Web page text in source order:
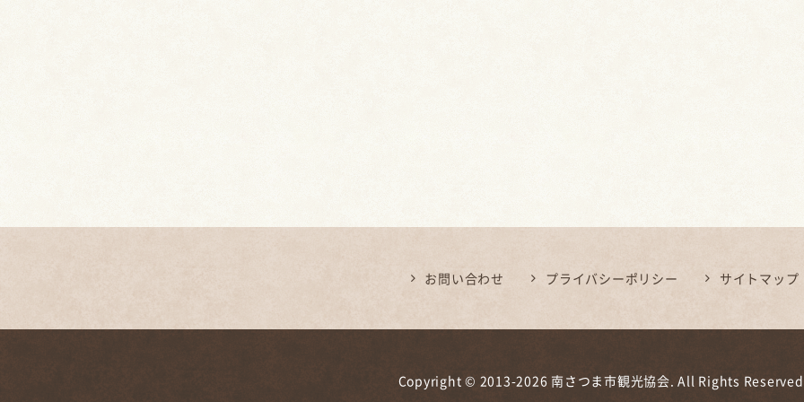
お問い合わせ プライバシーポリシー サイトマップ
Copyright © 2013-2026 南さつま市観光協会. All Rights